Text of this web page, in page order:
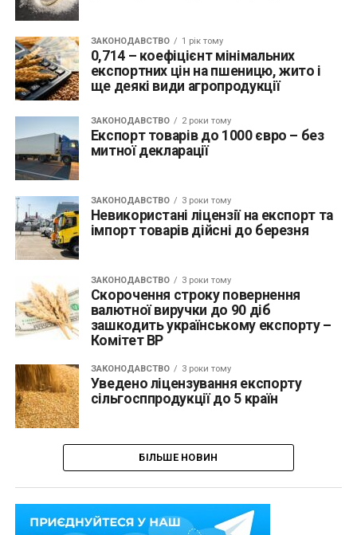
ЗАКОНОДАВСТВО 1 рік тому
0,714 – коефіцієнт мінімальних
експортних цін на пшеницю, жито і
ще деякі види агропродукції
ЗАКОНОДАВСТВО 2 роки тому
Експорт товарів до 1000 євро – без
митної декларації
ЗАКОНОДАВСТВО 3 роки тому
Невикористані ліцензії на експорт та
імпорт товарів дійсні до березня
ЗАКОНОДАВСТВО 3 роки тому
Скорочення строку повернення
валютної виручки до 90 діб
зашкодить українському експорту –
Комітет ВР
ЗАКОНОДАВСТВО 3 роки тому
Уведено ліцензування експорту
сільгосппродукції до 5 країн
БІЛЬШЕ НОВИН